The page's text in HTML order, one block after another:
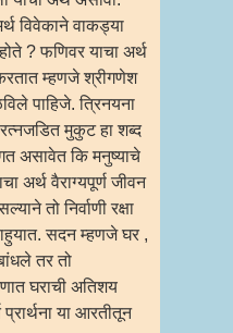
विवेकाने वाकड्या
? फणिवर याचा अर्थ
म्हणजे श्रीगणेश
पाहिजे. त्रिनयना
रत्नजडित मुकुट हा शब्द
असावेत कि मनुष्याचे
वैराग्यपूर्ण जीवन
तो निर्वाणी रक्षा
सदन म्हणजे घर ,
तर तो
घराची अतिशय
या आरतीतून